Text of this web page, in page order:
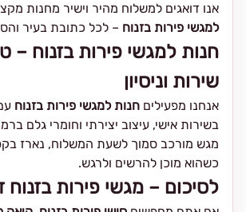
אנו דואגים למשלוח מהיר וישיר מחנות
למגשי פירות בזנוח – לכל כתובת בעיר
חנות למגשי פירות בזנוח –
שירות וניסיון
אנחנו מפעילים חנות למגשי פירות בזנוח
בשירות אישי, עיצוב יצירתי וחומרי גלם
מגש מורכב סמוך לשעת המשלוח, נארז
כשהוא מוכן להרשים ולרגש.
לסיכום – מגשי פירות בזנוח